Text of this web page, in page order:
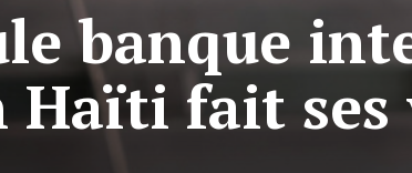
banque
Haïti fait ses